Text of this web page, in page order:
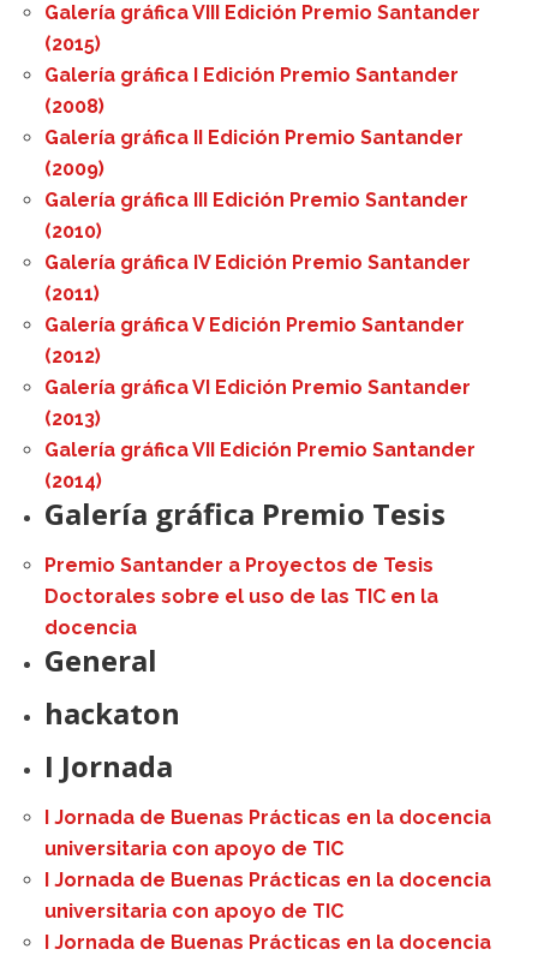
Galería gráfica VIII Edición Premio Santander
(2015)
Galería gráfica I Edición Premio Santander
(2008)
Galería gráfica II Edición Premio Santander
(2009)
Galería gráfica III Edición Premio Santander
(2010)
Galería gráfica IV Edición Premio Santander
(2011)
Galería gráfica V Edición Premio Santander
(2012)
Galería gráfica VI Edición Premio Santander
(2013)
Galería gráfica VII Edición Premio Santander
(2014)
Galería gráfica Premio Tesis
Premio Santander a Proyectos de Tesis
Doctorales sobre el uso de las TIC en la
docencia
General
hackaton
I Jornada
I Jornada de Buenas Prácticas en la docencia
universitaria con apoyo de TIC
I Jornada de Buenas Prácticas en la docencia
universitaria con apoyo de TIC
I Jornada de Buenas Prácticas en la docencia